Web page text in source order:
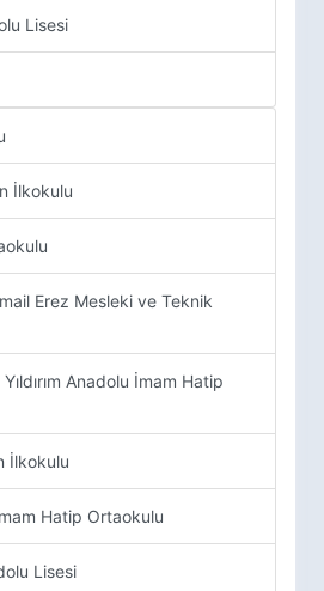
Lisesi
İlkokulu
Erez Mesleki ve Teknik
Anadolu İmam Hatip
İlkokulu
Hatip Ortaokulu
Lisesi